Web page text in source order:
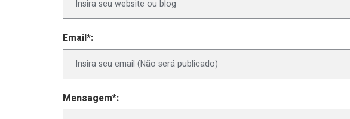
Email*:
Mensagem*: